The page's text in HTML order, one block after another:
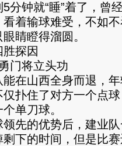
分钟就“睡”着了，曾
着输球难受，不如不
睛瞪得溜圆。
探因
将立头功
山西全身而退，年
仅扑住了对方一个点
单刀球。
的优势后，建业队
剩下的时间，但是比